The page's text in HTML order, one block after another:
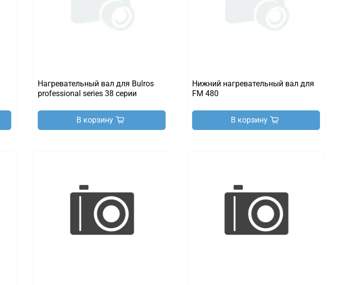
Нагревательный вал для Bulros
professional series 38 серии
В корзину
Нижний нагревательный вал для
FM 480
В корзину